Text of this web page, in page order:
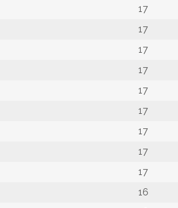
17
17
17
17
17
17
17
17
17
16